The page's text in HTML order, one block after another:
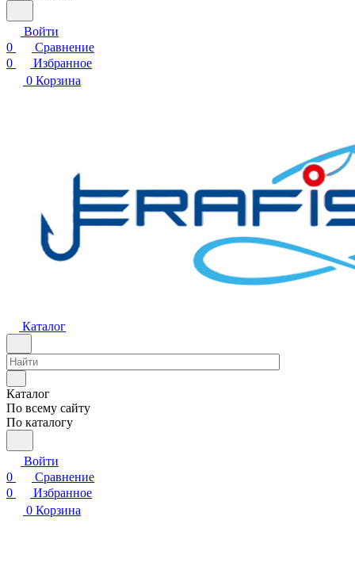
Войти
0
Сравнение
0
Избранное
0 Корзина
Каталог
Каталог
По всему сайту
По каталогу
Войти
0
Сравнение
0
Избранное
0 Корзина